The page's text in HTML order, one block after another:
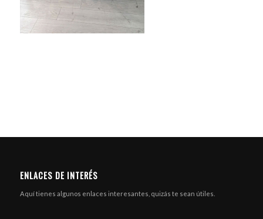
ENLACES DE INTERÉS
Aquí tienes algunos enlaces interesantes, quizás te sean útiles.